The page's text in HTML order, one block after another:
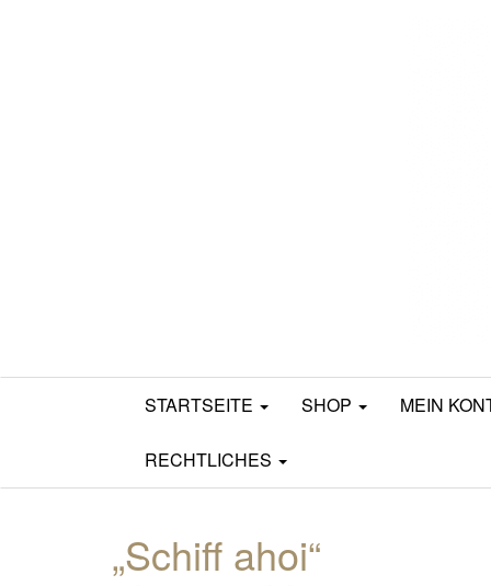
Mamili1910
STARTSEITE SHOP MEIN
RECHTLICHES
„Schiff ahoi“